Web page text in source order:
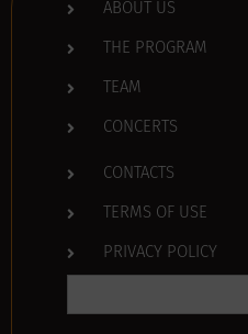
ABOUT US
THE PROGRAM
TEAM
CONCERTS
CONTACTS
TERMS OF USE
PRIVACY POLICY
Search